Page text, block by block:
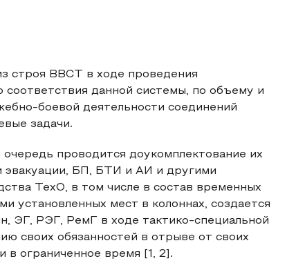
строя ВВСТ в ходе проведения
данной системы, по объему и
боевой деятельности соединений
задачи.
проводится доукомплектование их
эвакуации, БП, БТИ и АИ и другими
ТехО, в том числе в состав временных
установленных мест в колоннах, создается
ЭГ, РЭГ, РемГ в ходе тактико-специальной
своих обязанностей в отрыве от своих
в ограниченное время [1, 2].